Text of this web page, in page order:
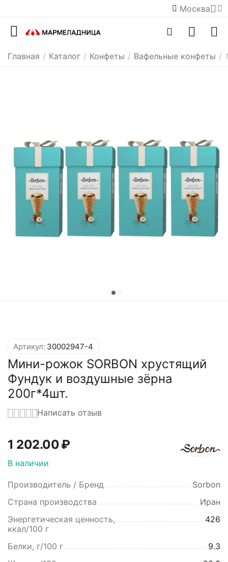
Москва
Главная / Каталог / Конфеты / Вафельные конфеты /
Артикул: 30002947-4
Мини-рожок SORBON хрустящий
Фундук и воздушные зёрна
200г*4шт.
Написать отзыв
1 202.00₽
В наличии
Производитель / Бренд
Sorbon
Страна производства
Иран
Энергетическая ценность,
ккал/100 г
426
Белки, г/100 г
9.3